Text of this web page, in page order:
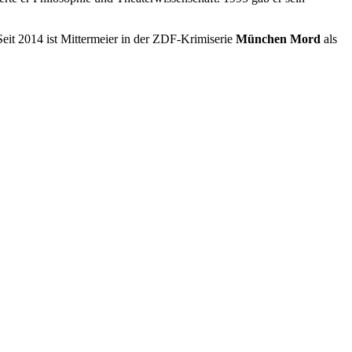
2014 ist Mittermeier in der ZDF-Krimiserie München Mord als